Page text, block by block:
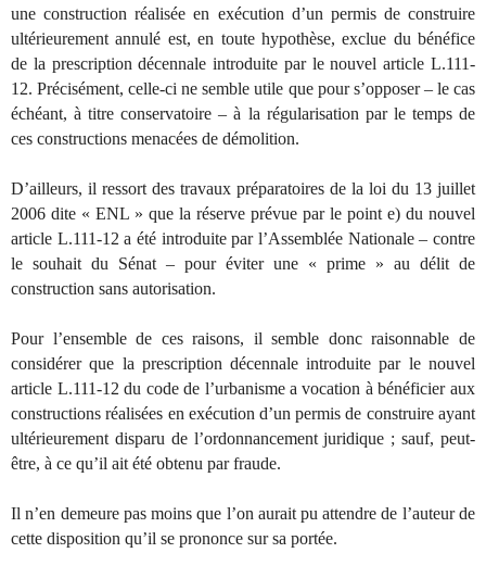
une construction réalisée en exécution d’un permis de construire
ultérieurement annulé est, en toute hypothèse, exclue du bénéfice
de la prescription décennale introduite par le nouvel article L.111-
12. Précisément, celle-ci ne semble utile que pour s’opposer – le cas
échéant, à titre conservatoire – à la régularisation par le temps de
ces constructions menacées de démolition.
D’ailleurs, il ressort des travaux préparatoires de la loi du 13 juillet
2006 dite « ENL » que la réserve prévue par le point e) du nouvel
article L.111-12 a été introduite par l’Assemblée Nationale – contre
le souhait du Sénat – pour éviter une « prime » au délit de
construction sans autorisation.
Pour l’ensemble de ces raisons, il semble donc raisonnable de
considérer que la prescription décennale introduite par le nouvel
article L.111-12 du code de l’urbanisme a vocation à bénéficier aux
constructions réalisées en exécution d’un permis de construire ayant
ultérieurement disparu de l’ordonnancement juridique ; sauf, peut-
être, à ce qu’il ait été obtenu par fraude.
Il n’en demeure pas moins que l’on aurait pu attendre de l’auteur de
cette disposition qu’il se prononce sur sa portée.